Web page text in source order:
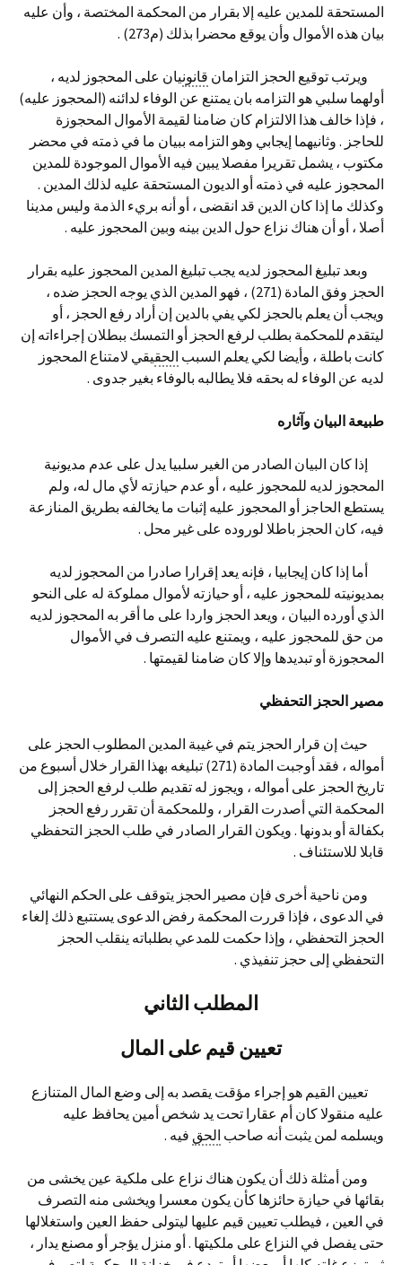
المستحقة للمدين عليه إلا بقرار من المحكمة المختصة ، وأن عليه
بيان هذه الأموال وأن يوقع محضرا بذلك (م273) .
ويرتب توقيع الحجز التزامان قانونيان على المحجوز لديه ،
أولهما سلبي هو التزامه بان يمتنع عن الوفاء لدائنه (المحجوز عليه)
، فإذا خالف هذا الالتزام كان ضامنا لقيمة الأموال المحجوزة
للحاجز . وثانيهما إيجابي وهو التزامه ببيان ما في ذمته في محضر
مكتوب ، يشمل تقريرا مفصلا يبين فيه الأموال الموجودة للمدين
المحجوز عليه في ذمته أو الديون المستحقة عليه لذلك المدين .
وكذلك ما إذا كان الدين قد انقضى ، أو أنه بريء الذمة وليس مدينا
أصلا ، أو أن هناك نزاع حول الدين بينه وبين المحجوز عليه .
وبعد تبليغ المحجوز لديه يجب تبليغ المدين المحجوز عليه بقرار
الحجز وفق المادة (271) ، فهو المدين الذي يوجه الحجز ضده ،
ويجب أن يعلم بالحجز لكي يفي بالدين إن أراد رفع الحجز ، أو
ليتقدم للمحكمة بطلب لرفع الحجز أو التمسك ببطلان إجراءاته إن
كانت باطلة ، وأيضا لكي يعلم السبب الحقيقي لامتناع المحجوز
لديه عن الوفاء له بحقه فلا يطالبه بالوفاء بغير جدوى .
طبيعة البيان وآثاره
إذا كان البيان الصادر من الغير سلبيا يدل على عدم مديونية
المحجوز لديه للمحجوز عليه ، أو عدم حيازته لأي مال له، ولم
يستطع الحاجز أو المحجوز عليه إثبات ما يخالفه بطريق المنازعة
فيه، كان الحجز باطلا لوروده على غير محل .
أما إذا كان إيجابيا ، فإنه يعد إقرارا صادرا من المحجوز لديه
بمديونيته للمحجوز عليه ، أو حيازته لأموال مملوكة له على النحو
الذي أورده البيان ، ويعد الحجز واردا على ما أقر به المحجوز لديه
من حق للمحجوز عليه ، ويمتنع عليه التصرف في الأموال
المحجوزة أو تبديدها وإلا كان ضامنا لقيمتها .
مصير الحجز التحفظي
حيث إن قرار الحجز يتم في غيبة المدين المطلوب الحجز على
أمواله ، فقد أوجبت المادة (271) تبليغه بهذا القرار خلال أسبوع من
تاريخ الحجز على أمواله ، ويجوز له تقديم طلب لرفع الحجز إلى
المحكمة التي أصدرت القرار ، وللمحكمة أن تقرر رفع الحجز
بكفالة أو بدونها . ويكون القرار الصادر في طلب الحجز التحفظي
قابلا للاستئناف .
ومن ناحية أخرى فإن مصير الحجز يتوقف على الحكم النهائي
في الدعوى ، فإذا قررت المحكمة رفض الدعوى يستتبع ذلك إلغاء
الحجز التحفظي ، وإذا حكمت للمدعي بطلباته ينقلب الحجز
التحفظي إلى حجز تنفيذي .
المطلب الثاني
تعيين قيم على المال
تعيين القيم هو إجراء مؤقت يقصد به إلى وضع المال المتنازع
عليه منقولا كان أم عقارا تحت يد شخص أمين يحافظ عليه
ويسلمه لمن يثبت أنه صاحب الحق فيه .
ومن أمثلة ذلك أن يكون هناك نزاع على ملكية عين يخشى من
بقائها في حيازة حائزها كأن يكون معسرا ويخشى منه التصرف
في العين ، فيطلب تعيين قيم عليها ليتولى حفظ العين واستغلالها
حتى يفصل في النزاع على ملكيتها . أو منزل يؤجر أو مصنع يدار ،